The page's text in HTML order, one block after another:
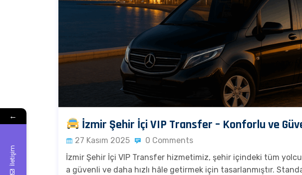
İzmir Şehir İçi VIP Transfer – Konforlu ve
27 Kasım 2025
0 Comments
İzmir Şehir İçi VIP Transfer hizmetimiz, şehir içindeki tüm
a güvenli ve daha hızlı hâle getirmek için tasarlanmıştır.
←
İletişim